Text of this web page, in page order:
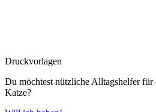
Druckvorlagen
Du möchtest nützliche Alltagshelfer für
Katze?